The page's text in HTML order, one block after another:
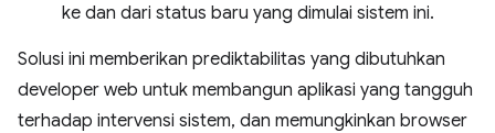
ke dan dari status baru yang dimulai sistem ini.
Solusi ini memberikan prediktabilitas yang dibutuhkan
developer web untuk membangun aplikasi yang tangguh
terhadap intervensi sistem, dan memungkinkan browser